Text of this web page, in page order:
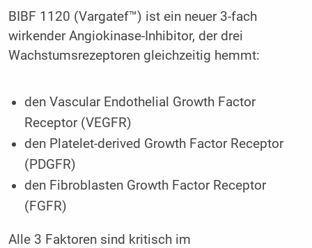
BIBF 1120 (Vargatef™) ist ein neuer 3-fach
wirkender Angiokinase-Inhibitor, der drei
Wachstumsrezeptoren gleichzeitig hemmt:
den Vascular Endothelial Growth Factor
Receptor (VEGFR)
den Platelet-derived Growth Factor Receptor
(PDGFR)
den Fibroblasten Growth Factor Receptor
(FGFR)
Alle 3 Faktoren sind kritisch im